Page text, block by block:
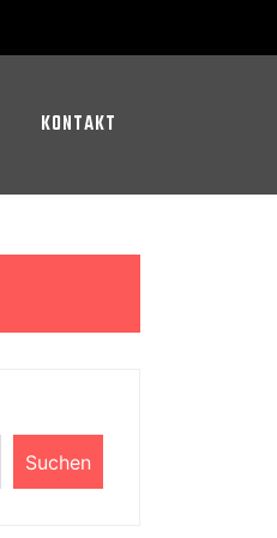
KONTAKT
Suchen